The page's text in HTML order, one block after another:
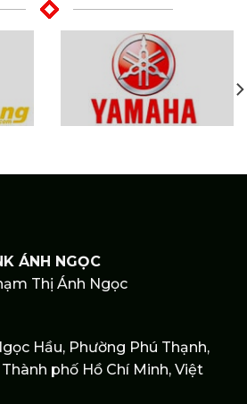
ÁNH NGỌC
Thị Ánh Ngọc
Hầu, Phường Phú Thạnh,
phố Hồ Chí Minh, Việt